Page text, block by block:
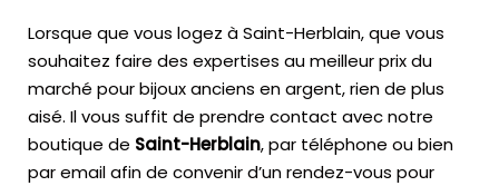
Lorsque que vous logez à Saint-Herblain, que vous
souhaitez faire des expertises au meilleur prix du
marché pour bijoux anciens en argent, rien de plus
aisé. Il vous suffit de prendre contact avec notre
boutique de Saint-Herblain, par téléphone ou bien
par email afin de convenir d’un rendez-vous pour